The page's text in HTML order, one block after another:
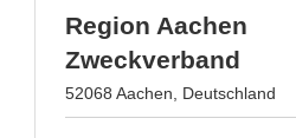
Region Aachen
Zweckverband
52068 Aachen, Deutschland